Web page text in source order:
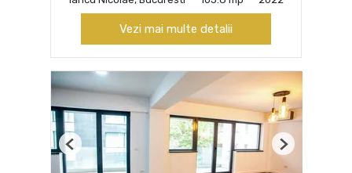
Vezi mai multe detalii
Previous Next